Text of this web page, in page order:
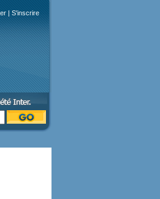
| S'inscrire